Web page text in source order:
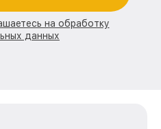
на обработку
данных